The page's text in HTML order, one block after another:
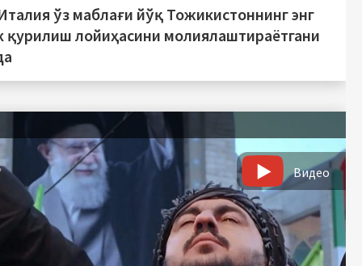
ўз маблағи йўқ Тожикистоннинг энг
қурилиш лойиҳасини молиялаштираётгани
Видео